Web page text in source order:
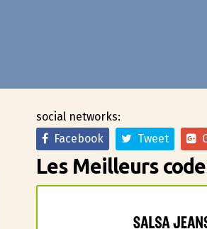
social networks:
Facebook
Tweet
Les Meilleurs